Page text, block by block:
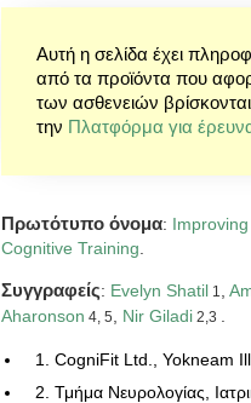
Αυτή η σελίδα έχει
από τα προϊόντα που
των ασθενειών
την Πλατφόρμα για
Πρωτότυπο όνομα:
Cognitive Training
Συγγραφείς: Evelyn Shatil 1
Aharonson 4, 5 Nir Giladi 2,3
1. CogniFit Ltd., Yokneam
2. Τμήμα Νευρολογίας,